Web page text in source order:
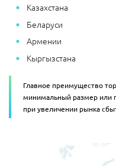
Казахстана
Беларуси
Армении
Кыргызстана
Главное преимущество
минимальный размер или
при увеличении рынка